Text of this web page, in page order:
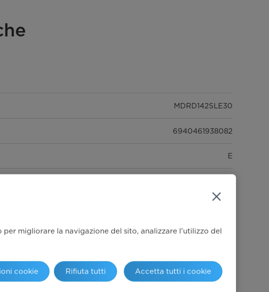
MDRD142SLE30
6940461938082
E
migliorare la navigazione del sito, analizzare l'utilizzo del
Rifiuta tutti Accetta tutti i cookie
cookie